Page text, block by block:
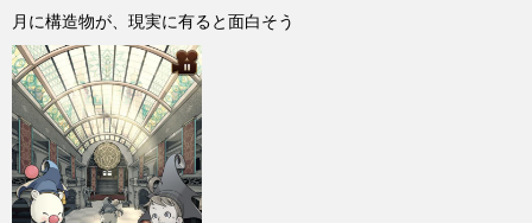
月に構造物が、現実に有ると面白そう